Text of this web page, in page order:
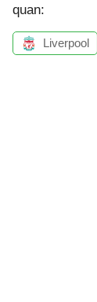
quan:
Liverpool